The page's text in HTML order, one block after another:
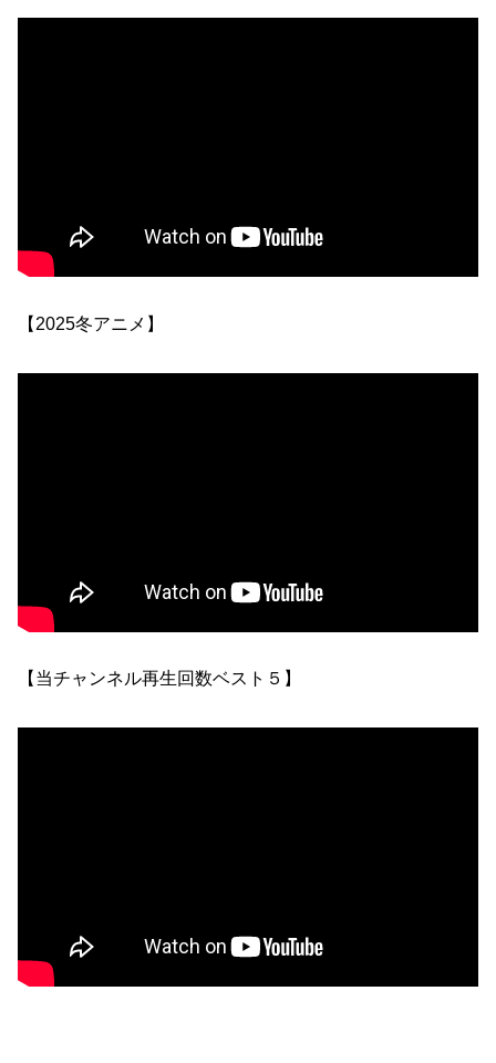
【2025冬アニメ】
【当チャンネル再生回数ベスト５】